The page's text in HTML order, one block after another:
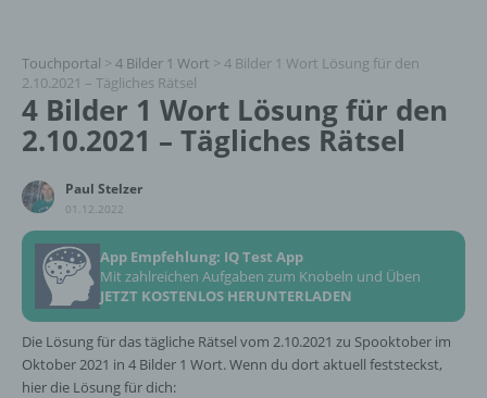
Touchportal > 4 Bilder 1 Wort > 4 Bilder 1 Wort Lösung für den
2.10.2021 – Tägliches Rätsel
4 Bilder 1 Wort Lösung für den
2.10.2021 – Tägliches Rätsel
Paul Stelzer
01.12.2022
App Empfehlung: IQ Test App
Mit zahlreichen Aufgaben zum Knobeln und Üben
JETZT KOSTENLOS HERUNTERLADEN
Die Lösung für das tägliche Rätsel vom 2.10.2021 zu Spooktober im
Oktober 2021 in 4 Bilder 1 Wort. Wenn du dort aktuell feststeckst,
hier die Lösung für dich: